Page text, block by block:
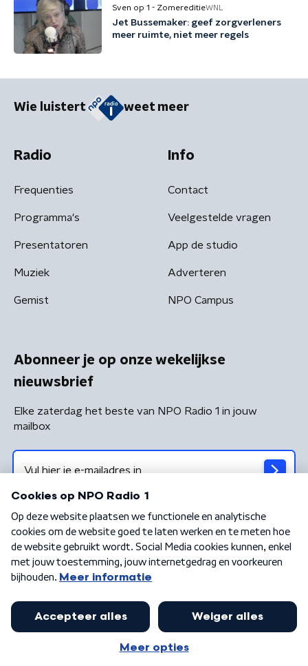
Sven op 1 - ZomereditieWNL
Jet Bussemaker: geef zorgverleners
meer ruimte, niet meer regels
Wie luistert weet meer
Radio
Frequenties
Programma's
Presentatoren
Muziek
Gemist
Info
Contact
Veelgestelde vragen
App de studio
Adverteren
NPO Campus
Abonneer je op onze wekelijkse
nieuwsbrief
Elke zaterdag het beste van NPO Radio 1 in jouw
mailbox
Algemene voorwaarden